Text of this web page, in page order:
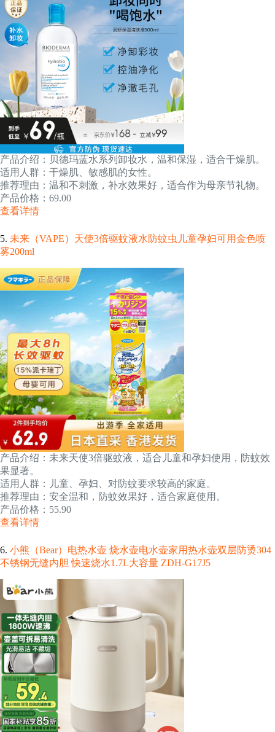
产品介绍：贝德玛蓝水系列卸妆水，温和保湿，适合干燥肌。
适用人群：干燥肌、敏感肌的女性。
推荐理由：温和不刺激，补水效果好，适合作为母亲节礼物。
产品价格：69.00
查看详情
5. 未来（VAPE）天使3倍驱蚊液水防蚊虫儿童孕妇可用金色喷
雾200ml
产品介绍：未来天使3倍驱蚊液，适合儿童和孕妇使用，防蚊效
果显著。
适用人群：儿童、孕妇、对防蚊要求较高的家庭。
推荐理由：安全温和，防蚊效果好，适合家庭使用。
产品价格：55.90
查看详情
6. 小熊（Bear）电热水壶 烧水壶电水壶家用热水壶双层防烫304
不锈钢无缝内胆 快速烧水1.7L大容量 ZDH-G17J5